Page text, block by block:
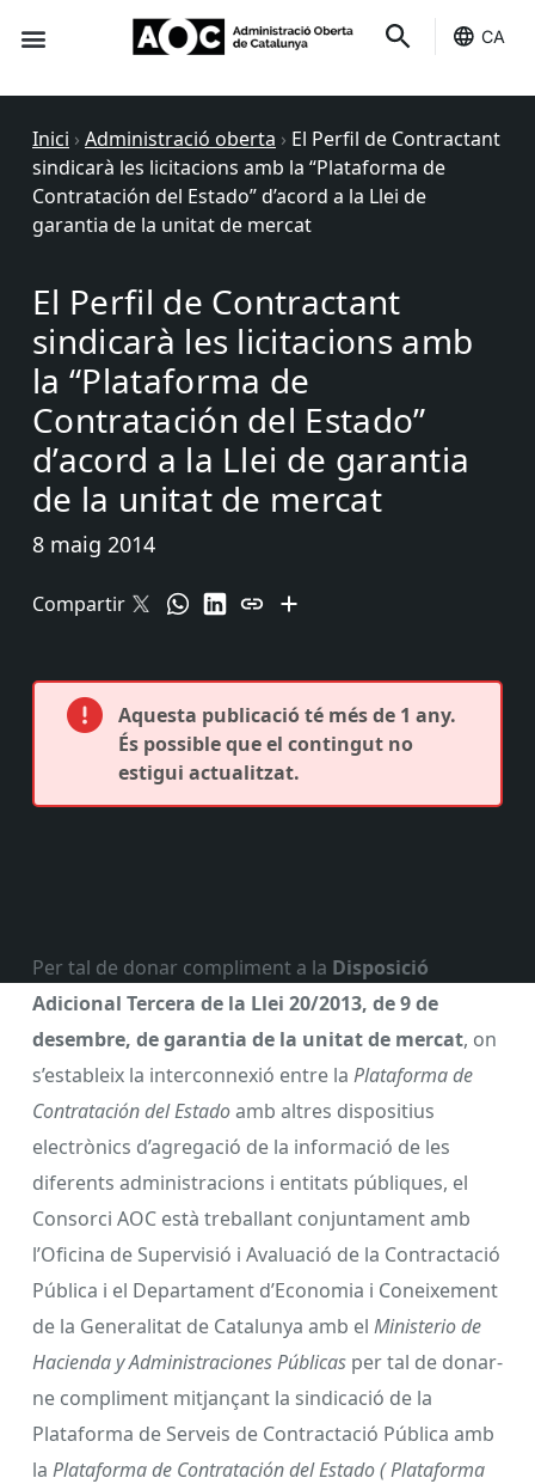
CA
Inici › Administració oberta › El Perfil de Contractant
sindicarà les licitacions amb la “Plataforma de
Contratación del Estado” d’acord a la Llei de
garantia de la unitat de mercat
El Perfil de Contractant
sindicarà les licitacions amb
la “Plataforma de
Contratación del Estado”
d’acord a la Llei de garantia
de la unitat de mercat
8 maig 2014
Compartir
Aquesta publicació té més de 1 any.
És possible que el contingut no
estigui actualitzat.
Per tal de donar compliment a la Disposició
Adicional Tercera de la Llei 20/2013, de 9 de
desembre, de garantia de la unitat de mercat, on
s’estableix la interconnexió entre la Plataforma de
Contratación del Estadoamb altres dispositius
electrònics d’agregació de la informació de les
diferents administracions i entitats públiques, el
Consorci AOC està treballant conjuntament amb
l’Oficina de Supervisió i Avaluació de la Contractació
Pública i el Departament d’Economia i Coneixement
de la Generalitat de Catalunya amb el Ministerio de
Hacienda y Administraciones Públicas per tal de donar-
ne compliment mitjançant la sindicació de la
Plataforma de Serveis de Contractació Pública amb
la Plataforma de Contratación del Estado ( Plataforma